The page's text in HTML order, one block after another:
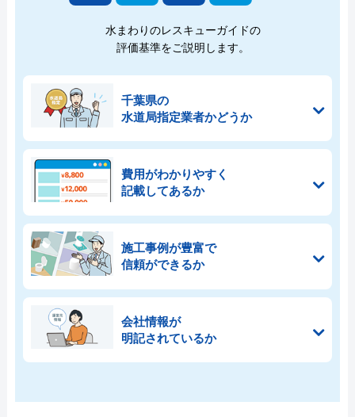
水まわりのレスキューガイドの
評価基準をご説明します。
千葉県の
水道局指定業者かどうか
費用がわかりやすく
記載してあるか
施工事例が豊富で
信頼ができるか
会社情報が
明記されているか